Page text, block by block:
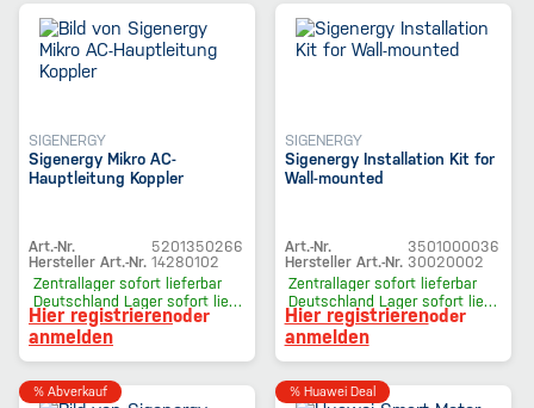
SIGENERGY
Sigenergy Mikro AC-
Hauptleitung Koppler
Art.-Nr.
5201350266
Hersteller Art.-Nr. 14280102
Zentrallager sofort lieferbar
Deutschland Lager sofort lieferbar
Hier registrierenoder
anmelden
SIGENERGY
Sigenergy Installation Kit for
Wall-mounted
Art.-Nr.
3501000036
Hersteller Art.-Nr. 30020002
Zentrallager sofort lieferbar
Deutschland Lager sofort lieferbar
Hier registrierenoder
anmelden
% Abverkauf % Huawei Deal